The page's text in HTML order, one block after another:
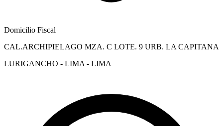
Domicilio Fiscal
CAL.ARCHIPIELAGO MZA. C LOTE. 9 URB. LA CAPITANA
LURIGANCHO - LIMA - LIMA